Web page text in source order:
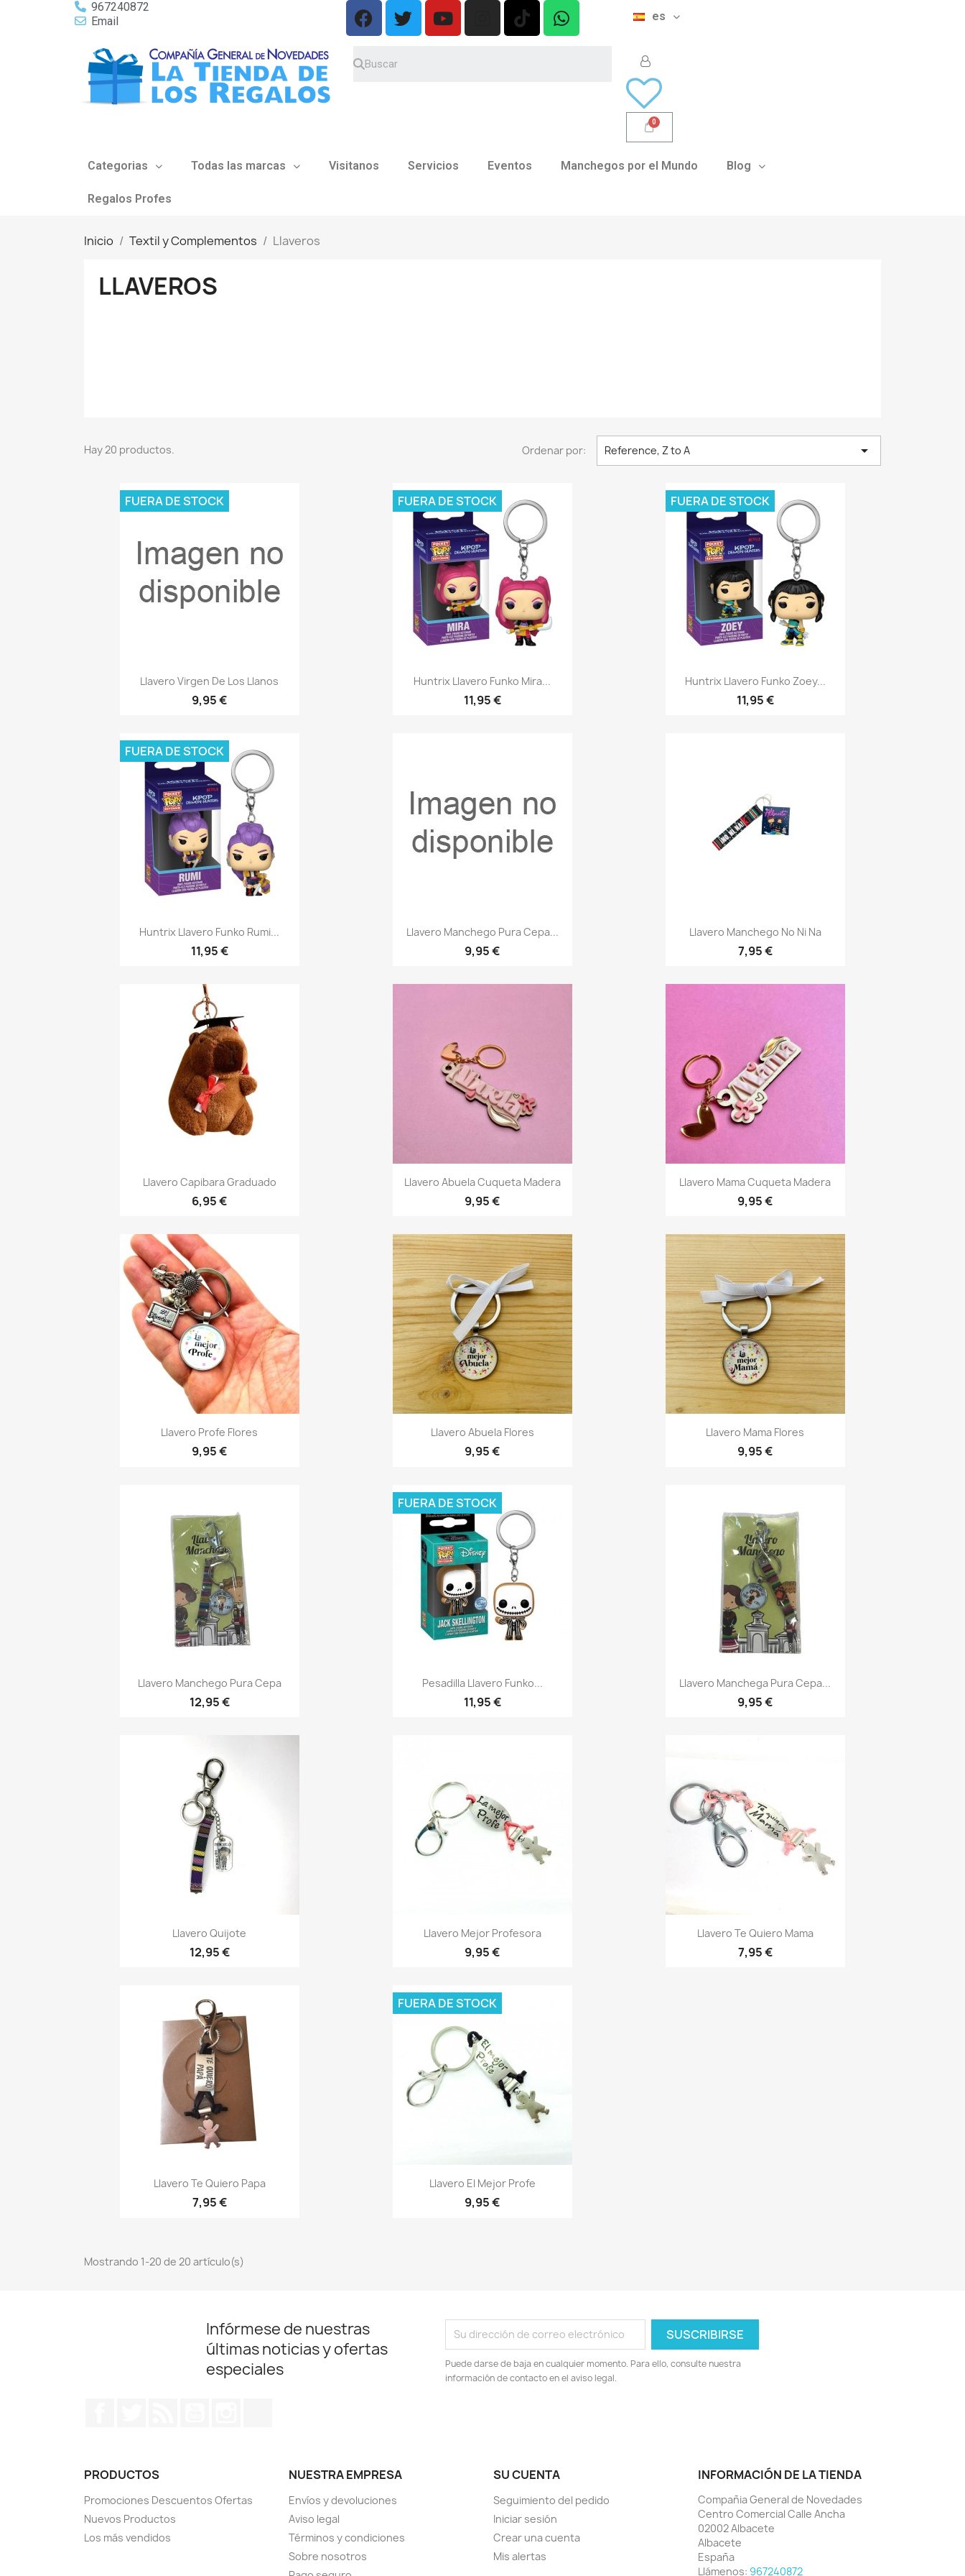
967240872
Email
es
Categorias Todas las marcas Visitanos Servicios Eventos Manchegos por el Mundo Blog
Regalos Profes
Inicio Textil y Complementos Llaveros
LLAVEROS
Hay 20 productos. Ordenar por: Reference, Z to A 
Vista rápida
Llavero Virgen De Los Llanos
9,95 €
FUERA DE STOCK
 Vista rápida
Huntrix Llavero Funko Mira...
11,95 €
FUERA DE STOCK
Vista rápida
Huntrix Llavero Funko Zoey...
11,95 €
FUERA DE STOCK
Vista rápida
Huntrix Llavero Funko Rumi...
11,95 €
FUERA DE STOCK
Vista rápida
Llavero Manchego Pura Cepa...
9,95 €
Vista rápida
Llavero Manchego No Ni Na
7,95 €
Vista rápida
Llavero Capibara Graduado
6,95 €
Vista rápida
Llavero Abuela Cuqueta Madera
9,95 €
Vista rápida
Llavero Mama Cuqueta Madera
9,95 €
Vista rápida
Llavero Profe Flores
9,95 €
Vista rápida
Llavero Abuela Flores
9,95 €
Vista rápida
Llavero Mama Flores
9,95 €
Vista rápida
Llavero Manchego Pura Cepa
12,95 €
Vista rápida
Pesadilla Llavero Funko...
11,95 €
FUERA DE STOCK
Vista rápida
Llavero Manchega Pura Cepa...
9,95 €
Vista rápida
Llavero Quijote
12,95 €
Vista rápida
Llavero Mejor Profesora
9,95 €
Vista rápida
Llavero Te Quiero Mama
7,95 €
Vista rápida
Llavero Te Quiero Papa
7,95 €
Vista rápida
Llavero El Mejor Profe
9,95 €
FUERA DE STOCK
Mostrando 1-20 de 20 artículo(s)
Infórmese de nuestras
últimas noticias y ofertas
especiales
Puede darse de baja en cualquier momento. Para ello, consulte nuestra
información de contacto en el aviso legal.
PRODUCTOS
Promociones Descuentos Ofertas
Nuevos Productos
Los más vendidos
NUESTRA EMPRESA
Envíos y devoluciones
Aviso legal
Términos y condiciones
Sobre nosotros
SU CUENTA
Seguimiento del pedido
Iniciar sesión
Crear una cuenta
Mis alertas
INFORMACIÓN DE LA TIENDA
Compañia General de Novedades
Centro Comercial Calle Ancha
02002 Albacete
Albacete
España
Llámenos: 967240872